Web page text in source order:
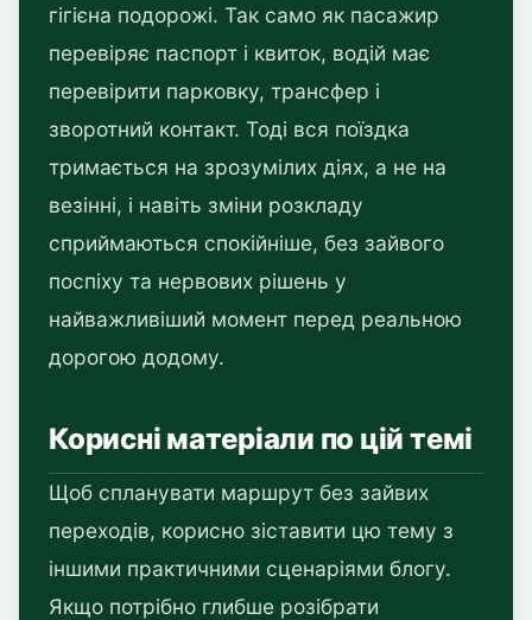
гігієна подорожі. Так само як пасажир
перевіряє паспорт і квиток, водій має
перевірити парковку, трансфер і
зворотний контакт. Тоді вся поїздка
тримається на зрозумілих діях, а не на
везінні, і навіть зміни розкладу
сприймаються спокійніше, без зайвого
поспіху та нервових рішень у
найважливіший момент перед реальною
дорогою додому.
Корисні матеріали по цій темі
Щоб спланувати маршрут без зайвих
переходів, корисно зіставити цю тему з
іншими практичними сценаріями блогу.
Якщо потрібно глибше розібрати